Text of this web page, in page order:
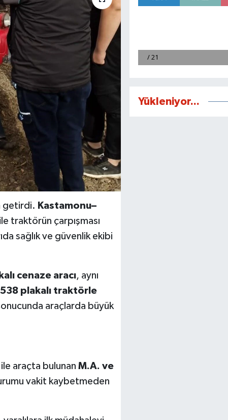
getirdi. Kastamonu–
traktörün çarpışması
sağlık ve güvenlik ekibi
cenaze aracı, aynı
plakalı traktörle
araçlarda büyük
ile araçta bulunan M.A. ve
vakit kaybetmeden
Yükleniyor...